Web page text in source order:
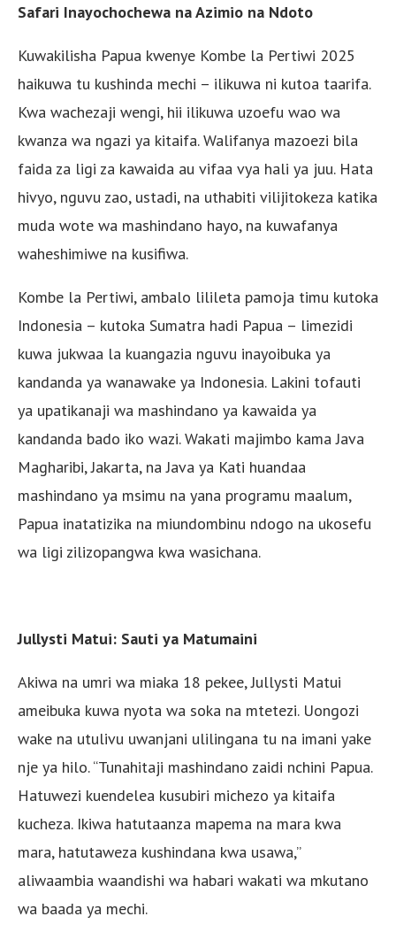
Safari Inayochochewa na Azimio na Ndoto
Kuwakilisha Papua kwenye Kombe la Pertiwi 2025
haikuwa tu kushinda mechi – ilikuwa ni kutoa taarifa.
Kwa wachezaji wengi, hii ilikuwa uzoefu wao wa
kwanza wa ngazi ya kitaifa. Walifanya mazoezi bila
faida za ligi za kawaida au vifaa vya hali ya juu. Hata
hivyo, nguvu zao, ustadi, na uthabiti vilijitokeza katika
muda wote wa mashindano hayo, na kuwafanya
waheshimiwe na kusifiwa.
Kombe la Pertiwi, ambalo lilileta pamoja timu kutoka
Indonesia – kutoka Sumatra hadi Papua – limezidi
kuwa jukwaa la kuangazia nguvu inayoibuka ya
kandanda ya wanawake ya Indonesia. Lakini tofauti
ya upatikanaji wa mashindano ya kawaida ya
kandanda bado iko wazi. Wakati majimbo kama Java
Magharibi, Jakarta, na Java ya Kati huandaa
mashindano ya msimu na yana programu maalum,
Papua inatatizika na miundombinu ndogo na ukosefu
wa ligi zilizopangwa kwa wasichana.
Jullysti Matui: Sauti ya Matumaini
Akiwa na umri wa miaka 18 pekee, Jullysti Matui
ameibuka kuwa nyota wa soka na mtetezi. Uongozi
wake na utulivu uwanjani ulilingana tu na imani yake
nje ya hilo. “Tunahitaji mashindano zaidi nchini Papua.
Hatuwezi kuendelea kusubiri michezo ya kitaifa
kucheza. Ikiwa hatutaanza mapema na mara kwa
mara, hatutaweza kushindana kwa usawa,”
aliwaambia waandishi wa habari wakati wa mkutano
wa baada ya mechi.